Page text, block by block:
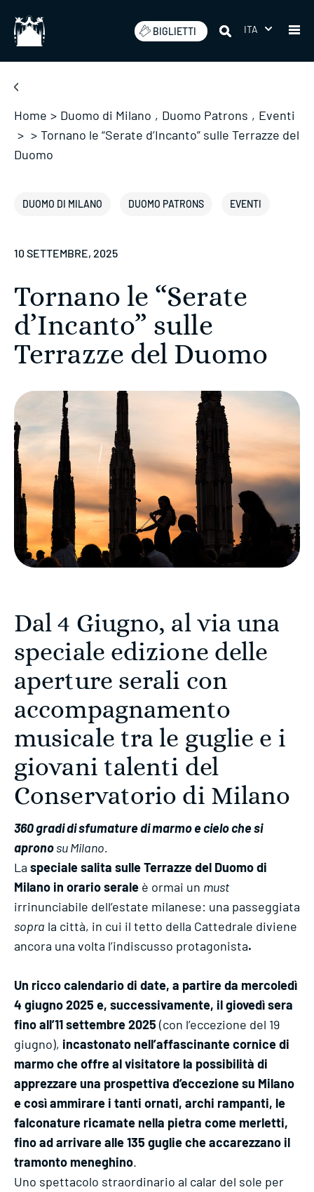
BIGLIETTI ITA
Home > Duomo di Milano , Duomo Patrons , Eventi
> > Tornano le “Serate d’Incanto” sulle Terrazze del
Duomo
DUOMO DI MILANO DUOMO PATRONS EVENTI
10 SETTEMBRE, 2025
Tornano le “Serate
d’Incanto” sulle
Terrazze del Duomo
Dal 4 Giugno, al via una
speciale edizione delle
aperture serali con
accompagnamento
musicale tra le guglie e i
giovani talenti del
Conservatorio di Milano
360 gradi di sfumature di marmo e cielo che si
apronosu Milano.
La speciale salita sulle Terrazze del Duomo di
Milano in orario serale è ormai un must
irrinunciabile dell’estate milanese: una passeggiata
sopra la città, in cui il tetto della Cattedrale diviene
ancora una volta l’indiscusso protagonista.
Un ricco calendario di date, a partire da mercoledì
4 giugno 2025 e, successivamente, il giovedì sera
fino all’11 settembre 2025 (con l’eccezione del 19
giugno), incastonato nell’affascinante cornice di
marmo che offre al visitatore la possibilità di
apprezzare una prospettiva d’eccezione su Milano
e così ammirare i tanti ornati, archi rampanti, le
falconature ricamate nella pietra come merletti,
fino ad arrivare alle 135 guglie che accarezzano il
tramonto meneghino.
Uno spettacolo straordinario al calar del sole per